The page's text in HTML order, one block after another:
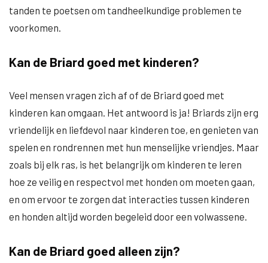
tanden te poetsen om tandheelkundige problemen te
voorkomen.
Kan de Briard goed met kinderen?
Veel mensen vragen zich af of de Briard goed met
kinderen kan omgaan. Het antwoord is ja! Briards zijn erg
vriendelijk en liefdevol naar kinderen toe, en genieten van
spelen en rondrennen met hun menselijke vriendjes. Maar
zoals bij elk ras, is het belangrijk om kinderen te leren
hoe ze veilig en respectvol met honden om moeten gaan,
en om ervoor te zorgen dat interacties tussen kinderen
en honden altijd worden begeleid door een volwassene.
Kan de Briard goed alleen zijn?